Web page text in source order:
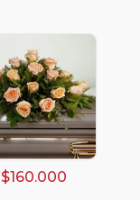
$160.000